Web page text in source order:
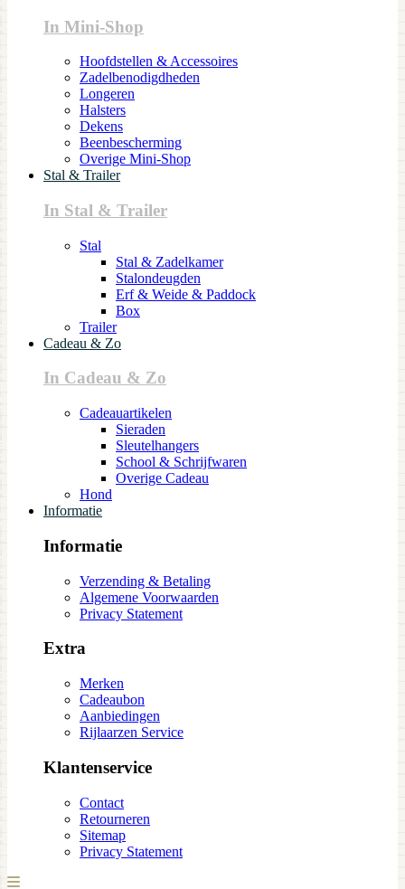
In Mini-Shop
Hoofdstellen & Accessoires
Zadelbenodigdheden
Longeren
Halsters
Dekens
Beenbescherming
Overige Mini-Shop
Stal & Trailer
In Stal & Trailer
Stal
Stal & Zadelkamer
Stalondeugden
Erf & Weide & Paddock
Box
Trailer
Cadeau & Zo
In Cadeau & Zo
Cadeauartikelen
Sieraden
Sleutelhangers
School & Schrijfwaren
Overige Cadeau
Hond
Informatie
Informatie
Verzending & Betaling
Algemene Voorwaarden
Privacy Statement
Extra
Merken
Cadeaubon
Aanbiedingen
Rijlaarzen Service
Klantenservice
Contact
Retourneren
Sitemap
Privacy Statement